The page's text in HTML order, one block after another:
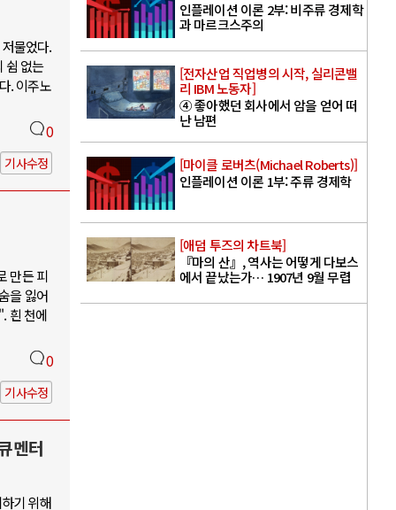
물었다.
쉼 없는
. 이주노
0
기사수정
만든 피
을 잃어
흰 천에
0
기사수정
멘터
기 위해
인플레이션 이론 2부: 비주류 경제학
과 마르크스주의
[전자산업 직업병의 시작, 실리콘밸
리 IBM 노동자]
④ 좋아했던 회사에서 암을 얻어 떠
난 남편
[마이클 로버츠(Michael Roberts)]
인플레이션 이론 1부: 주류 경제학
[애덤 투즈의 차트북]
『마의 산』, 역사는 어떻게 다보스
에서 끝났는가… 1907년 9월 무렵